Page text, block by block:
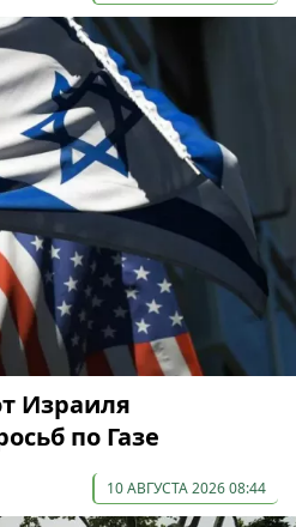
Израиля
по Газе
10 АВГУСТА 2026 08:44